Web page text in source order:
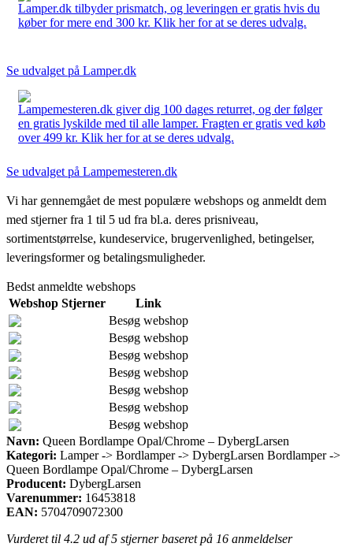
Lamper.dk tilbyder prismatch, og leveringen er gratis hvis du
køber for mere end 300 kr. Klik her for at se deres udvalg.
Se udvalget på Lamper.dk
Lampemesteren.dk giver dig 100 dages returret, og der følger
en gratis lyskilde med til alle lamper. Fragten er gratis ved køb
over 499 kr. Klik her for at se deres udvalg.
Se udvalget på Lampemesteren.dk
Vi har gennemgået de mest populære webshops og anmeldt dem
med stjerner fra 1 til 5 ud fra bl.a. deres prisniveau,
sortimentstørrelse, kundeservice, brugervenlighed, betingelser,
leveringsformer og betalingsmuligheder.
Bedst anmeldte webshops
Webshop Stjerner
Link
Besøg webshop
Besøg webshop
Besøg webshop
Besøg webshop
Besøg webshop
Besøg webshop
Besøg webshop
Navn: Queen Bordlampe Opal/Chrome – DybergLarsen
Kategori: Lamper -> Bordlamper -> DybergLarsen Bordlamper ->
Queen Bordlampe Opal/Chrome – DybergLarsen
Producent: DybergLarsen
Varenummer: 16453818
EAN: 5704709072300
Vurderet til 4.2 ud af 5 stjerner baseret på 16 anmeldelser